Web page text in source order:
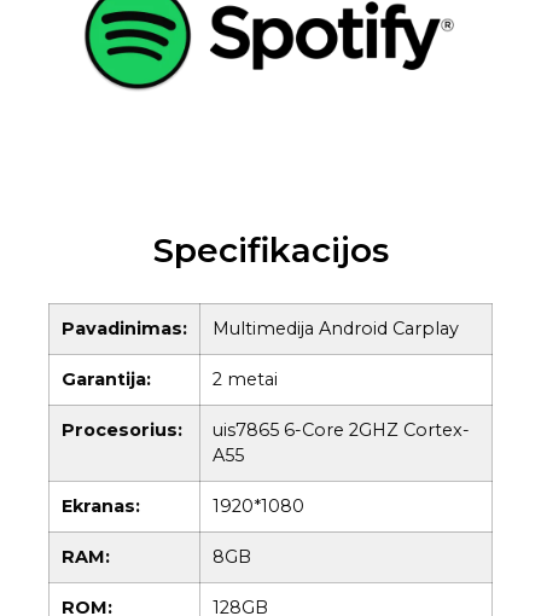
Specifikacijos
Pavadinimas: Multimedija Android Carplay
Garantija: 2 metai
Procesorius:
uis7865 6-Core 2GHZ Cortex-
A55
Ekranas: 1920*1080
RAM: 8GB
ROM: 128GB